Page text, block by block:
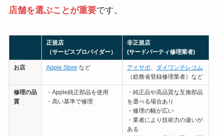
店舗を選ぶことが重要です。
正規店
（サービスプロバイダー）
非正規店
(サードパーティ修理業者)
お店 Apple Store など アイサポ、 ダイワンテレコム
（総務省登録修理業者）など
修理の品
質
・Apple純正部品を使用
・高い基準で修理
・純正品や高品質な互換部品
を選べる場合あり
・修理の幅が広い
・業者により技術力の違いが
ある